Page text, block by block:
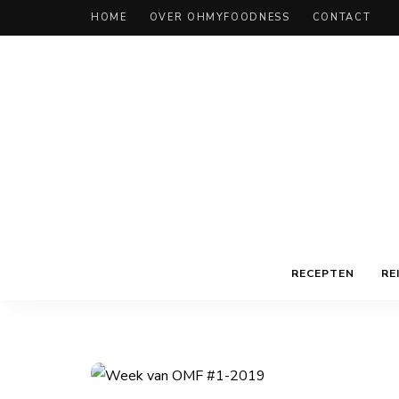
HOME OVER OHMYFOODNESS CONTACT
RECEPTEN